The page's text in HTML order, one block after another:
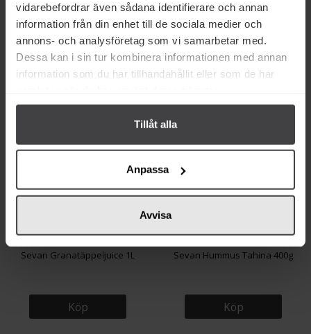
vidarebefordrar även sådana identifierare och annan
information från din enhet till de sociala medier och
annons- och analysföretag som vi samarbetar med.
Dessa kan i sin tur kombinera informationen med annan
information som du har tillhandahållit eller som de har
Tillåt alla
Anpassa
Avvisa
Köp Köp
Från samma varumärke
37 kr
Sevan Granatäppeljuice 1L
Köp
15 kr
Sevan Hummus Tahina 400g
Köp